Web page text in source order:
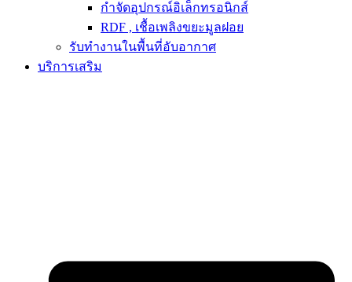
กำจัดอุปกรณ์อิเล็กทรอนิกส์
RDF , เชื้อเพลิงขยะมูลฝอย
รับทำงานในพื้นที่อับอากาศ
บริการเสริม